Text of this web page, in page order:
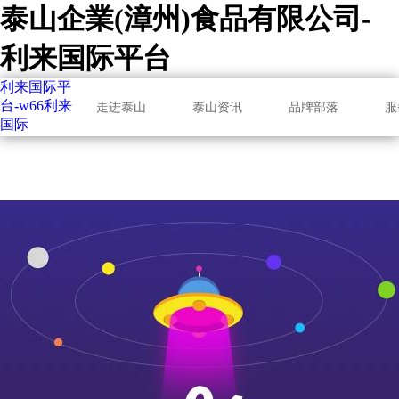
泰山企業(漳州)食品有限公司-
利来国际平台
利来国际平
台-w66利来
国际
走进泰山 泰山资讯 品牌部落